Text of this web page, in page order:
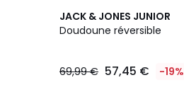
JACK & JONES JUNIOR
Doudoune réversible
69,99 € 57,45 € -19%